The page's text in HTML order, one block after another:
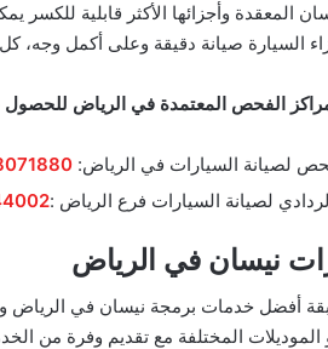
المعقدة وأجزائها الأكثر قابلية
السيارة صيانة دقيقة وعلى أكمل وجه،
مراكز الفحص المعتمدة في الرياض
لصيانة السيارات في الرياض:
لصيانة السيارات فرع الرياض :
نيسان في الرياض
أفضل خدمات برمجة نيسان في الرياض
الموديلات المختلفة مع تقديم وفرة من